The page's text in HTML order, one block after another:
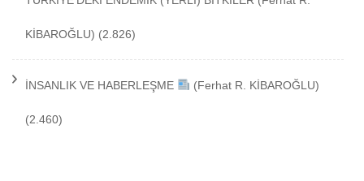
KİBAROĞLU) (2.826)
İNSANLIK VE HABERLEŞME (Ferhat R. KİBAROĞLU)
(2.460)